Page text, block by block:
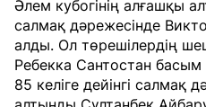
Әлем кубогінің алғашқы
салмақ дәрежесінде
алды. Ол төрешілердің
Ребекка Сантостан басым
85 келіге дейінгі салмақ